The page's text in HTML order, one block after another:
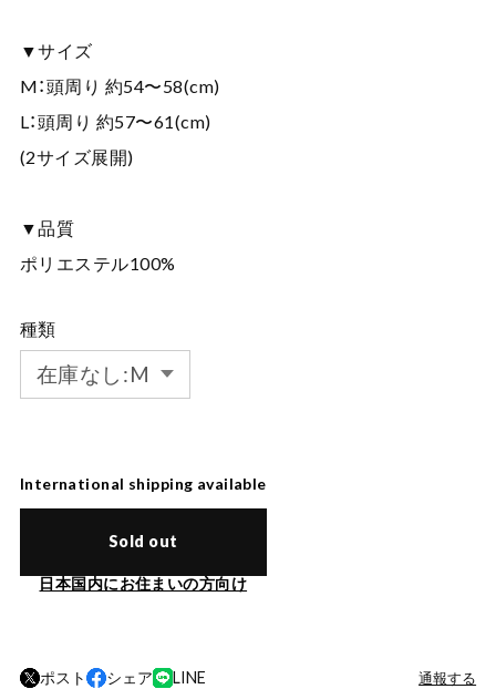
▼サイズ
M：頭周り 約54〜58(cm)
L：頭周り 約57〜61(cm)
(2サイズ展開)
▼品質
ポリエステル100%
種類
International shipping available
Sold out
日本国内にお住まいの方向け
ポスト シェア LINE 通報する